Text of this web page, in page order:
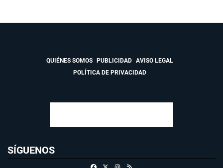
QUIÉNES SOMOS PUBLICIDAD
AVISO LEGAL
POLÍTICA DE PRIVACIDAD
SÍGUENOS
FacebookInstagram